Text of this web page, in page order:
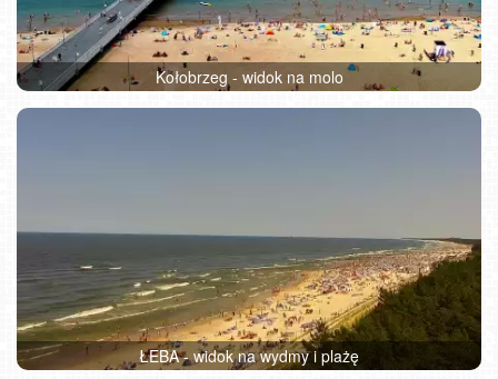
Kołobrzeg - widok na molo
ŁEBA - widok na wydmy i plażę